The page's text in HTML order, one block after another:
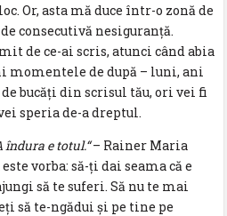
Or, asta mă duce într-o zonă de
consecutivă nesiguranță.
de ce-ai scris, atunci când abia
momentele de după – luni, ani
bucăți din scrisul tău, ori vei fi
speria de-a dreptul.
îndura e totul.“– Rainer Maria
vorba: să-ți dai seama că e
să te suferi. Să nu te mai
să te-ngădui și pe tine pe